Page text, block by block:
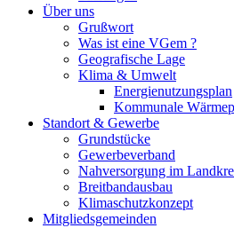
Über uns
Grußwort
Was ist eine VGem ?
Geografische Lage
Klima & Umwelt
Energienutzungsplan
Kommunale
Standort & Gewerbe
Grundstücke
Gewerbeverband
Nahversorgung im
Breitbandausbau
Klimaschutzkonzept
Mitgliedsgemeinden